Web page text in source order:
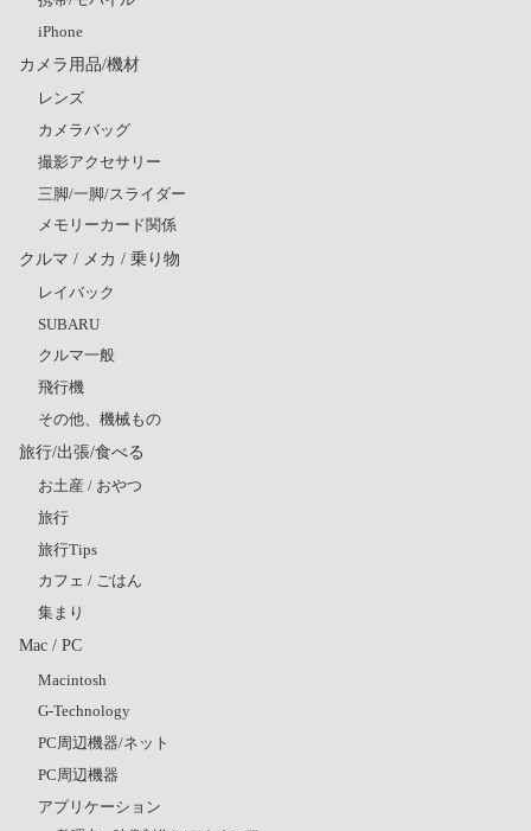
iPhone
カメラ用品/機材
レンズ
カメラバッグ
撮影アクセサリー
三脚/一脚/スライダー
メモリーカード関係
クルマ / メカ / 乗り物
レイバック
SUBARU
クルマ一般
飛行機
その他、機械もの
旅行/出張/食べる
お土産 / おやつ
旅行
旅行Tips
カフェ / ごはん
集まり
Mac / PC
Macintosh
G-Technology
PC周辺機器/ネット
PC周辺機器
アプリケーション